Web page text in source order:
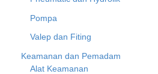
Pompa
Valep dan Fiting
Keamanan dan Pemadam
Alat Keamanan